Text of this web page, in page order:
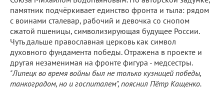
памятник подчёркивает единство фронта и тыла: рядом
с воинами сталевар, рабочий и девочка со снопом
сжатой пшеницы, символизирующая будущее России.
Чуть дальше православная церковь как символ
духовного фундамента победы. Отражена в проекте и
другая незаменимая на фронте фигура - медсестры.
"Липецк во время войны был не только кузницей победы,
танкоградом, но и госпиталем", пояснил Пётр Кащенко.